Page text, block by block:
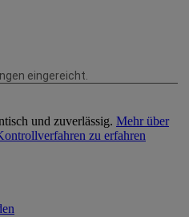
und zuverlässig. Mehr über
zu erfahren